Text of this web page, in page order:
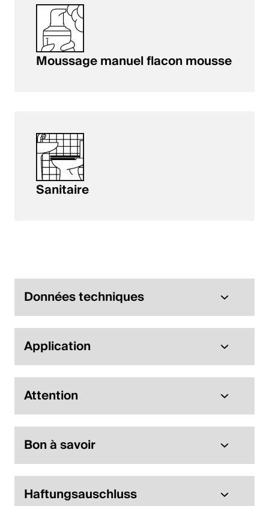
Moussage manuel flacon mousse
Sanitaire
Données techniques
Application
Attention
Bon à savoir
Haftungsauschluss